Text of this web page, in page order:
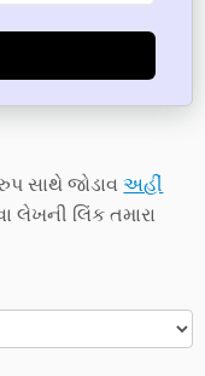
સાથે જોડાવઅહીં
લેખની લિંક તમારા